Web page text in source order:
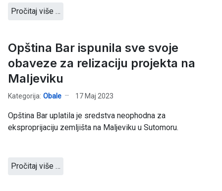
Pročitaj više …
Opština Bar ispunila sve svoje
obaveze za relizaciju projekta na
Maljeviku
Kategorija: Obale 17 Maj 2023
Opština Bar uplatila je sredstva neophodna za
eksproprijaciju zemljišta na Maljeviku u Sutomoru.
Pročitaj više …